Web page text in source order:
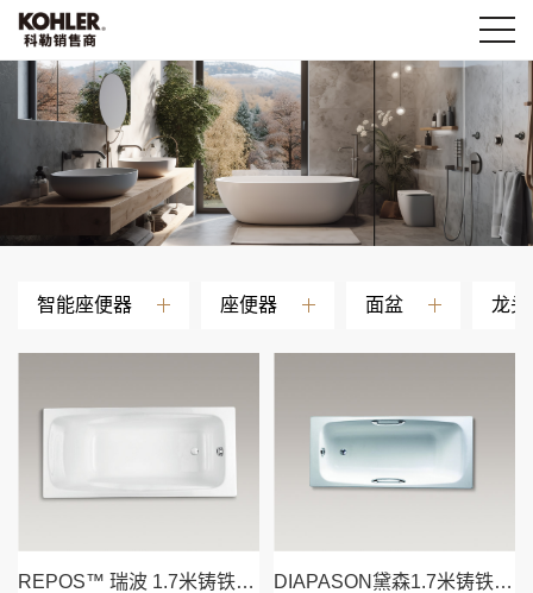
智能座便器 座便器 面盆 龙头
REPOS™ 瑞波 1.7米铸铁浴缸 DIAPASON黛森1.7米铸铁浴缸
微信